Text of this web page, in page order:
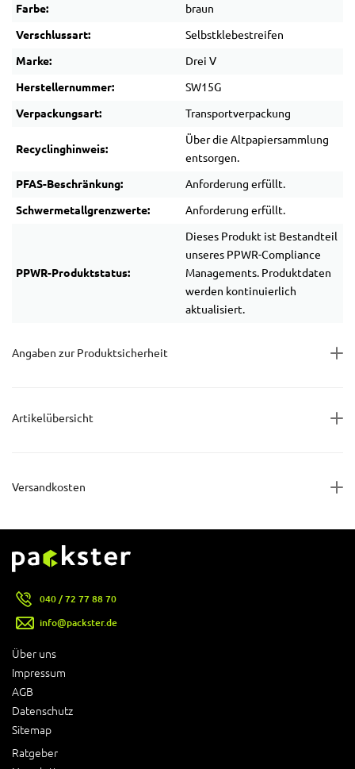
Farbe: braun
Verschlussart: Selbstklebestreifen
Marke: Drei V
Herstellernummer: SW15G
Verpackungsart: Transportverpackung
Recyclinghinweis:
Über die Altpapiersammlung
entsorgen.
PFAS-Beschränkung: Anforderung erfüllt.
Schwermetallgrenzwerte: Anforderung erfüllt.
PPWR-Produktstatus:
Dieses Produkt ist Bestandteil
unseres PPWR-Compliance
Managements. Produktdaten
werden kontinuierlich
aktualisiert.
Angaben zur Produktsicherheit
Artikelübersicht
Versandkosten
Über uns
Impressum
AGB
Datenschutz
Sitemap
Ratgeber
040 / 72 77 88 70
info@packster.de